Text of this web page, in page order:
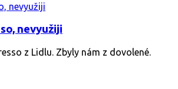
nevyužiji
z Lidlu. Zbyly nám z dovolené.